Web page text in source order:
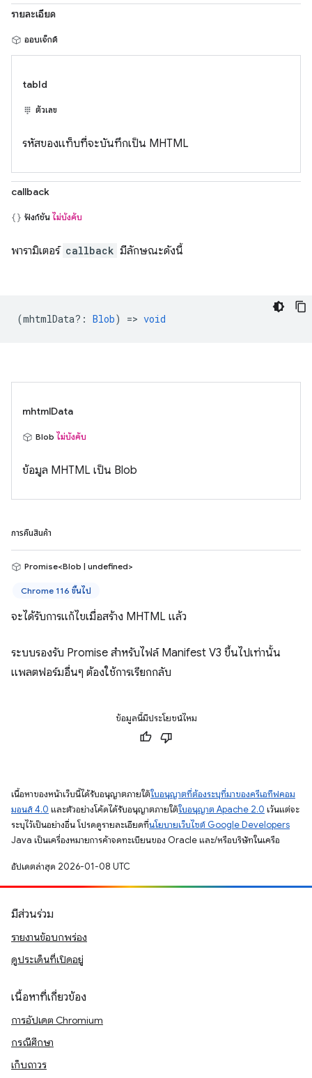
รายละเอียด
ออบเจ็กต์
tabId
ตัวเลข
รหัสของแท็บที่จะบันทึกเป็น MHTML
callback
ฟังก์ชัน ไม่บังคับ
พารามิเตอร์ callback มีลักษณะดังนี้
(mhtmlData? : Blob) => void
mhtmlData
Blob ไม่บังคับ
ข้อมูล MHTML เป็น Blob
การคืนสินค้า
Promise<Blob | undefined>
Chrome 116 ขึ้นไป
จะได้รับการแก้ไขเมื่อสร้าง MHTML แล้ว
ระบบรองรับ Promise สำหรับไฟล์ Manifest V3 ขึ้นไปเท่านั้น
แพลตฟอร์มอื่นๆ ต้องใช้การเรียกกลับ
ข้อมูลนี้มีประโยชน์ไหม
เนื้อหาของหน้าเว็บนี้ได้รับอนุญาตภายใต้ใบอนุญาตที่ต้องระบุที่มาของครีเอทีฟคอม
มอนส์ 4.0 และตัวอย่างโค้ดได้รับอนุญาตภายใต้ใบอนุญาต Apache 2.0 เว้นแต่จะ
ระบุไว้เป็นอย่างอื่น โปรดดูรายละเอียดที่นโยบายเว็บไซต์ Google Developers
Java เป็นเครื่องหมายการค้าจดทะเบียนของ Oracle และ/หรือบริษัทในเครือ
อัปเดตล่าสุด 2026-01-08 UTC
มีส่วนร่วม
รายงานข้อบกพร่อง
ดูประเด็นที่เปิดอยู่
เนื้อหาที่เกี่ยวข้อง
การอัปเดต Chromium
กรณีศึกษา
เก็บถาวร